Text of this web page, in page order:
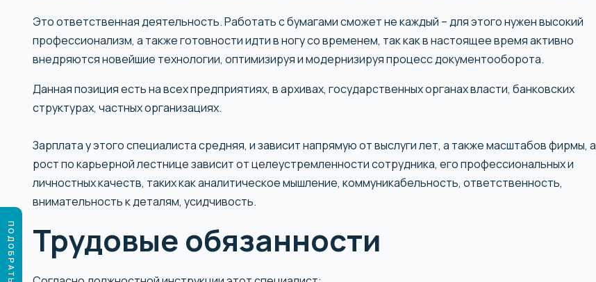
Это ответственная деятельность. Работать с бумагами сможет не каждый – для этого нужен высокий
профессионализм, а также готовности идти в ногу со временем, так как в настоящее время активно
внедряются новейшие технологии, оптимизируя и модернизируя процесс документооборота.
Данная позиция есть на всех предприятиях, в архивах, государственных органах власти, банковских
структурах, частных организациях.
Зарплата у этого специалиста средняя, и зависит напрямую от выслуги лет, а также масштабов фирмы, а
рост по карьерной лестнице зависит от целеустремленности сотрудника, его профессиональных и
личностных качеств, таких как аналитическое мышление, коммуникабельность, ответственность,
внимательность к деталям, усидчивость.
Трудовые обязанности